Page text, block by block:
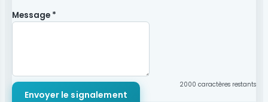
Message *
2000 caractères restants
Envoyer le signalement